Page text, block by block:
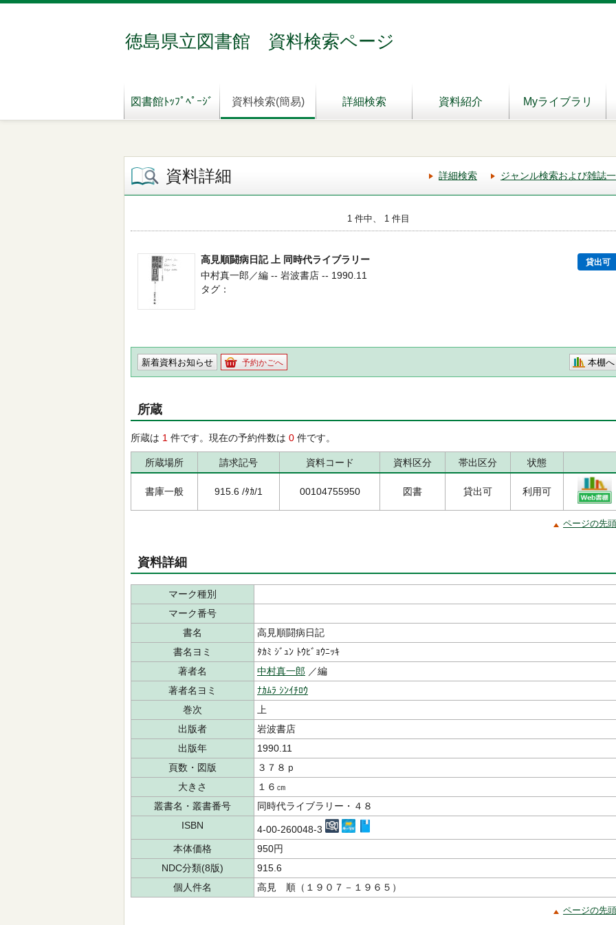
徳島県立図書館 資料検索ページ
図書館ﾄｯﾌﾟﾍﾟｰｼﾞ 資料検索(簡易) 詳細検索 資料紹介 Myライブラリ
資料詳細 詳細検索 ジャンル検索および雑誌
1 件中、 1 件目
高見順闘病日記 上 同時代ライブラリー 貸出可
中村真一郎／編 -- 岩波書店 -- 1990.11
タグ
新着資料お知らせ 予約かごへ 本棚へ
所蔵
所蔵は 1 件です。現在の予約件数は 0 件です。
所蔵場所 請求記号 資料コード 資料区分 帯出区分 状態
書庫一般 915.6 /ﾀｶ/1 00104755950 図書 貸出可 利用可
ページの先
資料詳細
マーク種別
マーク番号
書名
高見順闘病日記
書名ヨミ
ﾀｶﾐ ｼﾞｭﾝ ﾄｳﾋﾞｮｳﾆｯｷ
著者名
中村真一郎 ／編
著者名ヨミ
ﾅｶﾑﾗ ｼﾝｲﾁﾛｳ
巻次
上
出版者
岩波書店
出版年
1990.11
頁数・図版
３７８ｐ
大きさ
１６㎝
叢書名・叢書番号
同時代ライブラリー・４８
ISBN
4-00-260048-3
本体価格
950円
NDC分類(8版)
915.6
個人件名
高見 順（１９０７－１９６５）
ページの先